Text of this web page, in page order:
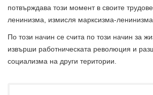
потвърждава този момент в своите
ленинизма, измисля марксизма-
По този начин се счита по този начин за
извърши работническата революция и
социализма на други територии.